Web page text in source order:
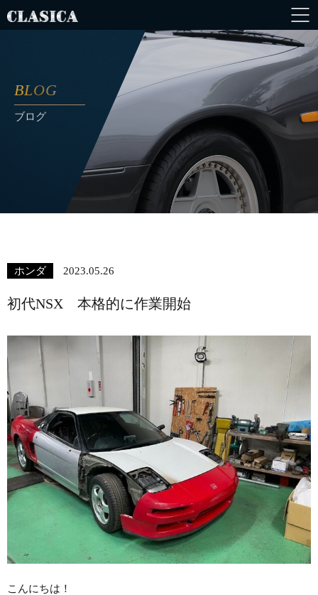
BLOG
ブログ
ホンダ 2023.05.26
初代NSX 本格的に作業開始
こんにちは！